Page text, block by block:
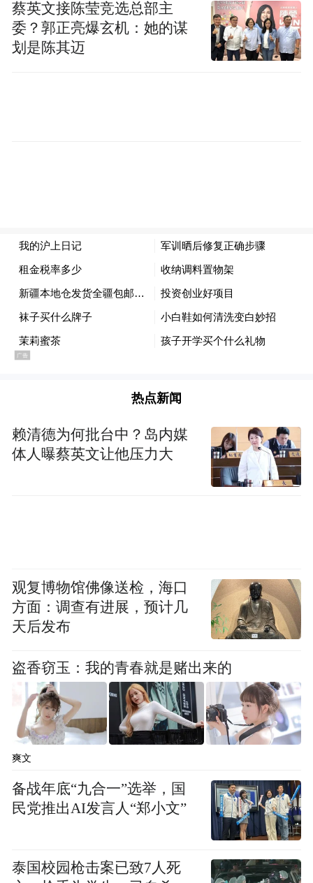
憬与想象。贫乏而单纯的童年时光，通过她
谐趣智性的讲述，让读者对她的成长环境、
文艺天性、来沪初心，有了清晰的认识，这
上海的生态与特质，更将边疆人的直率与通
达底色与上海江南柔性气质的碰撞、融合写
得妙趣横生。
尤为重要的是，黄向辉还书写了一代知识青
年，尤其上海支青、知青的芳华与苦难，这
很能体现她写作的初心，终究是为了那份坚
他们的故事，不仅丰富了迁徙叙事的内涵，
更让“边疆底色”有了具体的人物载体——他
们带着上海的精致奔赴边疆，又带着边疆的
作为“沪上疆二代”的优秀女性，二十多年，
黄向辉在上海的语境里，始终有对都市众
生、沪上烟火与女性温情的关注。感性的上
海，怀旧的上海，摩登的上海，被她迷蒙泛
着水雾的文艺眼精确捕捉到，再以一颗静观
中有沉淀的文艺心，熠熠地还原她们的风采
人生——始终带着她身为沪上疆二代的独特
视角，让上海书写多了一份边疆的温润与厚
重。同样关注女性与异乡人的疏离、对第二
故乡的书写，黄向辉的写作与萧红笔下上海
的冷色调叙事截然不同，她诙谐的讲述中始
的包容，也源于边疆人的热忱。黄向辉下笔
蔡英文接陈莹竞选总部主
委？郭正亮爆玄机：她的谋
划是陈其迈
热点新闻
赖清德为何批台中？岛内媒
体人曝蔡英文让他压力大
观复博物馆佛像送检，海口
方面：调查有进展，预计几
天后发布
盗香窃玉：我的青春就是赌出来的
爽文
备战年底“九合一”选举，国
民党推出AI发言人“郑小文”
泰国校园枪击案已致7人死